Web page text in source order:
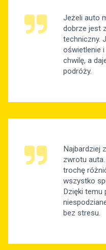
Jeżeli auto
dobrze jest
techniczny.
oświetlenie
chwilę, a
podróży.
Najbardziej
zwrotu
trochę
wszystko
Dzięki temu
bez stresu.